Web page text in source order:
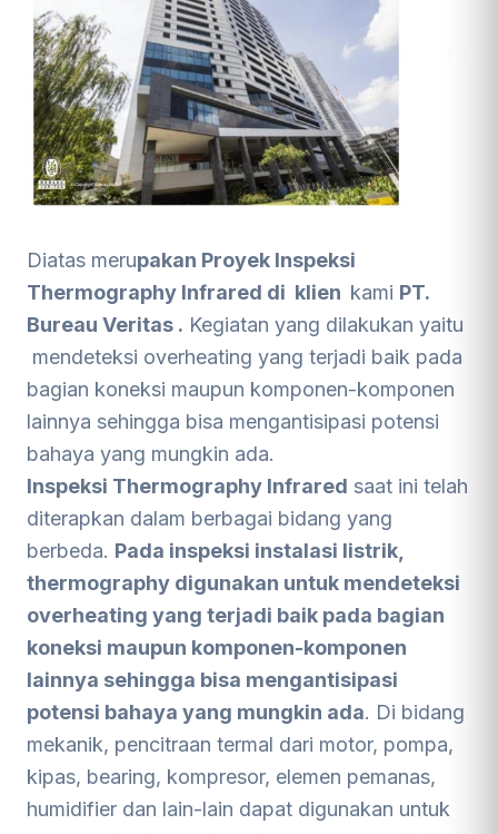
Diatas merupakan Proyek Inspeksi
Thermography Infrared di klien kami PT.
Bureau Veritas . Kegiatan yang dilakukan yaitu
mendeteksi overheating yang terjadi baik pada
bagian koneksi maupun komponen-komponen
lainnya sehingga bisa mengantisipasi potensi
bahaya yang mungkin ada.
Inspeksi Thermography Infrared saat ini telah
diterapkan dalam berbagai bidang yang
berbeda. Pada inspeksi instalasi listrik,
thermography digunakan untuk mendeteksi
overheating yang terjadi baik pada bagian
koneksi maupun komponen-komponen
lainnya sehingga bisa mengantisipasi
potensi bahaya yang mungkin ada. Di bidang
mekanik, pencitraan termal dari motor, pompa,
kipas, bearing, kompresor, elemen pemanas,
humidifier dan lain-lain dapat digunakan untuk